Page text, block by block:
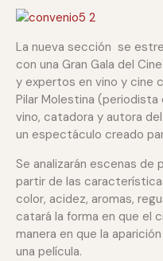
La nueva sección se
con una Gran Gala del
y expertos en vino y cine
Pilar Molestina
vino, catadora y autora del
un espectáculo creado
Se analizarán escenas de
partir de las
color, acidez, aromas,
catará la forma en que el
manera en que la
una película.